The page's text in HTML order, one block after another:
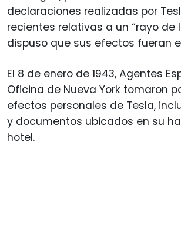
declaraciones realizadas por
recientes relativas a un “rayo de
dispuso que sus efectos fueran
El 8 de enero de 1943, Agentes
Oficina de Nueva York tomaron
efectos personales de Tesla,
y documentos ubicados en su
hotel.